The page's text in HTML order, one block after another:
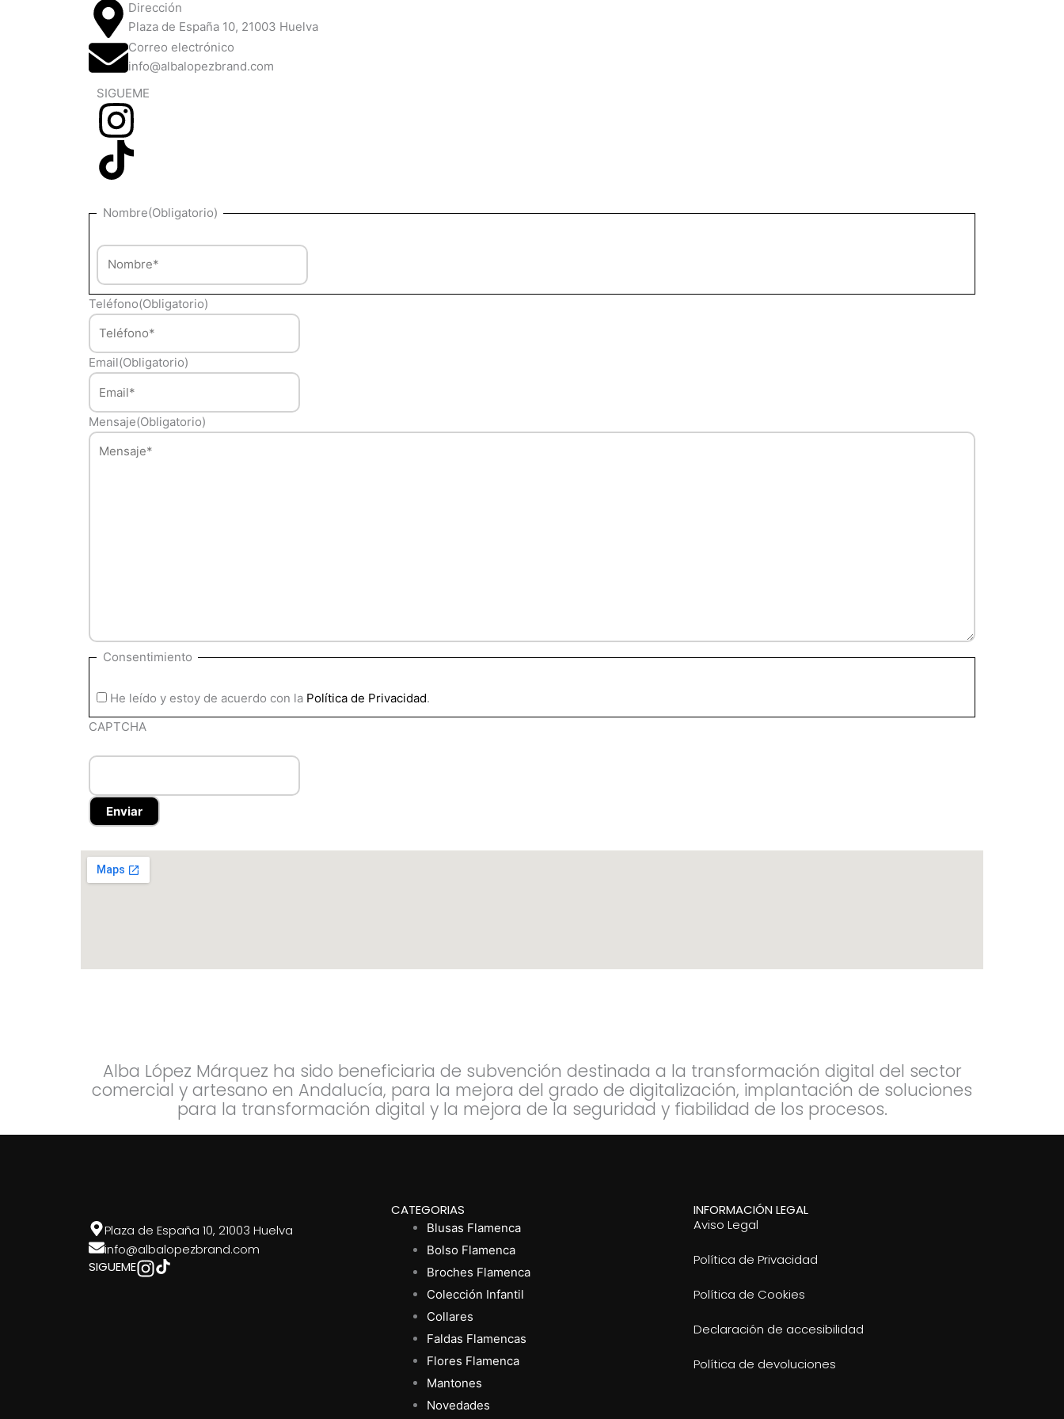
Dirección
Plaza de España 10, 21003 Huelva
Correo electrónico
info@albalopezbrand.com
SIGUEME
Nombre(Obligatorio) Nombre
Teléfono(Obligatorio)
Email(Obligatorio)
Mensaje(Obligatorio)
Consentimiento
He leído y estoy de acuerdo con la Política de Privacidad.
CAPTCHA
Alba López Márquez ha sido beneficiaria de subvención destinada a la transformación digital del sector
comercial y artesano en Andalucía, para la mejora del grado de digitalización, implantación de soluciones
para la transformación digital y la mejora de la seguridad y fiabilidad de los procesos.
Plaza de España 10, 21003 Huelva
info@albalopezbrand.com
SIGUEME
CATEGORIAS
Blusas Flamenca
Bolso Flamenca
Broches Flamenca
Colección Infantil
Collares
Faldas Flamencas
Flores Flamenca
Mantones
Novedades
INFORMACIÓN LEGAL
Aviso Legal
Política de Privacidad
Política de Cookies
Declaración de accesibilidad
Política de devoluciones